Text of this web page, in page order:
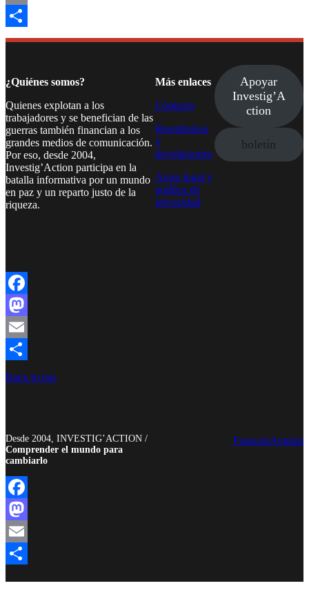
Email
Compartir
¿Quiénes somos?
Quienes explotan a los
trabajadores y se benefician de las
guerras también financian a los
grandes medios de comunicación.
Por eso, desde 2004,
Investig’Action participa en la
batalla informativa por un mundo
en paz y un reparto justo de la
riqueza.
Más enlaces
Contacto
Reembolsos
y
devoluciones
Aviso legal y
política de
privacidad
Apoyar
Investig’A
ction
boletín
Facebook
Mastodon
Email
Compartir
Back to top
Desde 2004, INVESTIG’ACTION /
Comprender el mundo para
cambiarlo
FrançaisAnglais
Facebook
Mastodon
Email